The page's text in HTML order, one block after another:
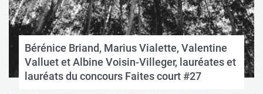
Bérénice Briand, Marius Vialette, Valentine
Valluet et Albine Voisin-Villeger, lauréates et
lauréats du concours Faites court #27